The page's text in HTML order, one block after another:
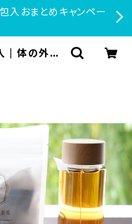
入おまとめキャンペー
| 体の外か